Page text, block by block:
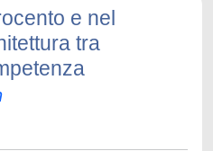
e nel
tra